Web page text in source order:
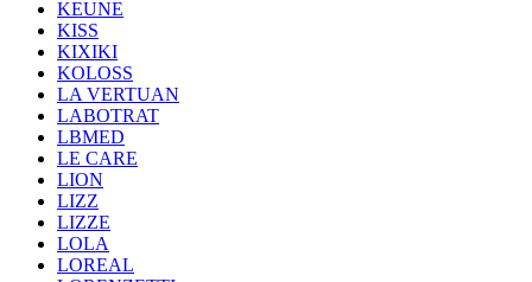
KEUNE
KISS
KIXIKI
KOLOSS
LA VERTUAN
LABOTRAT
LBMED
LE CARE
LION
LIZZ
LIZZE
LOLA
LOREAL